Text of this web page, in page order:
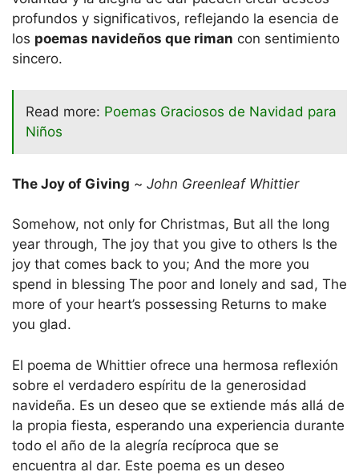
profundos y significativos, reflejando la esencia de
los poemas navideños que riman con sentimiento
sincero.
Read more: Poemas Graciosos de Navidad para
Niños
The Joy of Giving ~ John Greenleaf Whittier
Somehow, not only for Christmas, But all the long
year through, The joy that you give to others Is the
joy that comes back to you; And the more you
spend in blessing The poor and lonely and sad, The
more of your heart’s possessing Returns to make
you glad.
El poema de Whittier ofrece una hermosa reflexión
sobre el verdadero espíritu de la generosidad
navideña. Es un deseo que se extiende más allá de
la propia fiesta, esperando una experiencia durante
todo el año de la alegría recíproca que se
encuentra al dar. Este poema es un deseo